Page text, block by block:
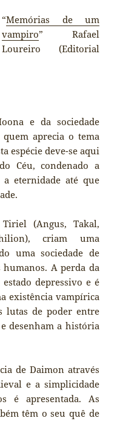
“Memórias de um
vampiro” Rafael
Loureiro (Editorial
e da sociedade
aprecia o tema
espécie deve-se aqui
Céu, condenado a
eternidade até que
(Angus, Takal,
criam uma
uma sociedade de
A perda da
depressivo e é
existência vampírica
lutas de poder entre
desenham a história
de Daimon através
e a simplicidade
é apresentada. As
têm o seu quê de